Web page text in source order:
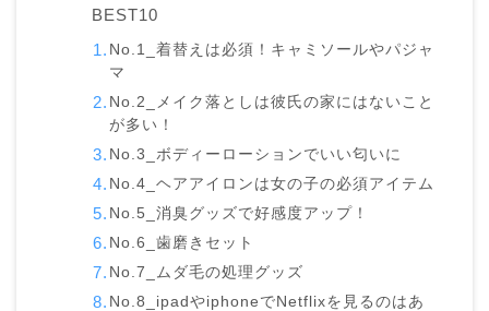
BEST10
No.1_着替えは必須！キャミソールやパジャ
マ
No.2_メイク落としは彼氏の家にはないこと
が多い！
No.3_ボディーローションでいい匂いに
No.4_ヘアアイロンは女の子の必須アイテム
No.5_消臭グッズで好感度アップ！
No.6_歯磨きセット
No.7_ムダ毛の処理グッズ
No.8_ipadやiphoneでNetflixを見るのはあ